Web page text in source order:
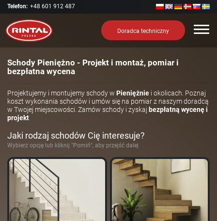
Telefon: +48 601 912 487
Doradca techniczny
Schody Pieniężno - Projekt i montaż, pomiar i
bezpłatna wycena
Projektujemy i montujemy schody w Pieniężnie i okolicach. Poznaj
koszt wykonania schodów i umów się na pomiar z naszym doradcą
w Twojej miejscowości. Zamów schody i zyskaj bezpłatną wycenę i
projekt
Jaki rodzaj schodów Cię interesuje?
Wybierz opcję lub kliknij "Pomiń", aby przejść dalej